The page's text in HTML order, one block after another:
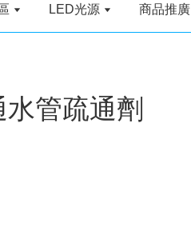
LED光源 商品推廣
管疏通劑